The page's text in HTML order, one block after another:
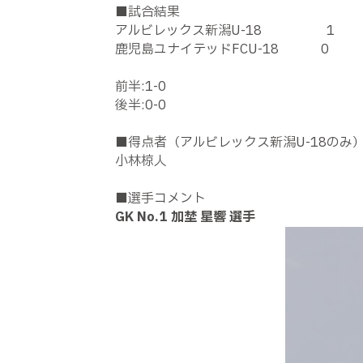
■試合結果
アルビレックス新潟U-18 1
鹿児島ユナイテッドFCU-18 0
前半:1-0
後半:0-0
■得点者（アルビレックス新潟U-18のみ
小林椋人
■選手コメント
GK No.1 加埜 星響 選手